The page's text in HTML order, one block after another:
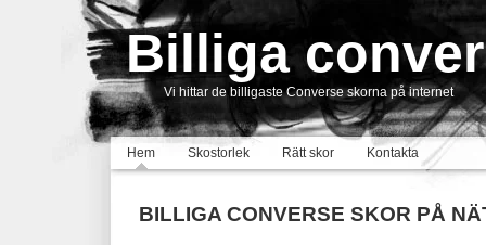
Billiga
Vi hittar de billigaste Converse skorna på internet
Hem Skostorlek Rätt skor Kontakta
BILLIGA CONVERSE SKOR PÅ